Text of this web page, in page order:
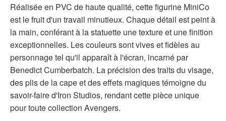
Réalisée en PVC de haute qualité, cette figurine MiniCo
est le fruit d'un travail minutieux. Chaque détail est peint à
la main, conférant à la statuette une texture et une finition
exceptionnelles. Les couleurs sont vives et fidèles au
personnage tel qu'il apparaît à l'écran, incarné par
Benedict Cumberbatch. La précision des traits du visage,
des plis de la cape et des effets magiques témoigne du
savoir-faire d'Iron Studios, rendant cette pièce unique
pour toute collection Avengers.